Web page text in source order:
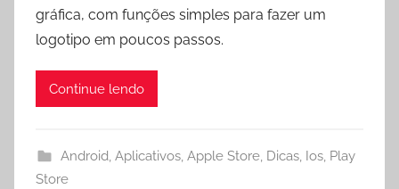
gráfica, com funções simples para fazer um
logotipo em poucos passos.
Continue lendo
Android, Aplicativos, Apple Store, Dicas, Ios, Play
Store